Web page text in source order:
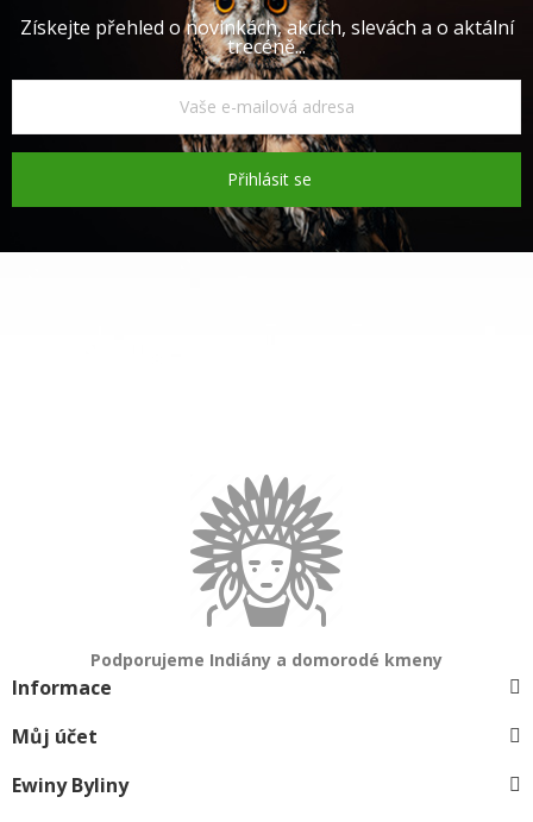
Získejte přehled o novinkách, akcích, slevách a o aktální
trecéně...
Přihlásit se
Podporujeme Indiány a domorodé kmeny
Informace
Můj účet
Ewiny Byliny